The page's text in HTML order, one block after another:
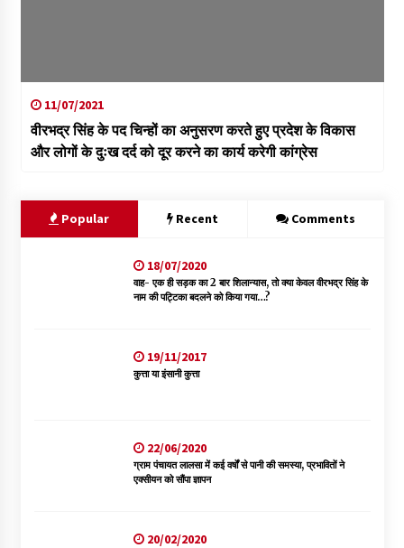
11/07/2021
वीरभद्र सिंह के पद चिन्हों का अनुसरण करते हुए प्रदेश के विकास
और लोगों के दुःख दर्द को दूर करने का कार्य करेगी कांग्रेस
Popular Recent Comments
18/07/2020
वाह- एक ही सड़क का 2 बार शिलान्यास, तो क्या केवल वीरभद्र सिंह के
नाम की पट्टिका बदलने को किया गया…?
19/11/2017
कुत्ता या इंसानी कुत्ता
22/06/2020
ग्राम पंचायत लालसा में कई वर्षों से पानी की समस्या, प्रभावितों ने
एक्सीयन को सौंपा ज्ञापन
20/02/2020